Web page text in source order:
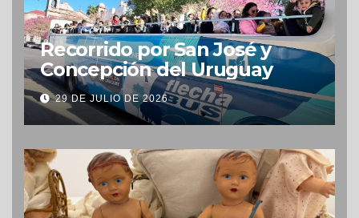
Recorrido por San José y
Concepción del Uruguay
29 DE JULIO DE 2026